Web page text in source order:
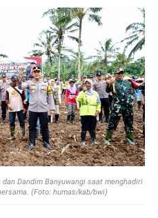
Dandim Banyuwangi saat menghadiri
(Foto: humas/kab/bwi)